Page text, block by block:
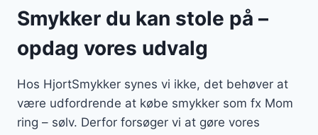
Smykker du kan stole på –
opdag vores udvalg
Hos HjortSmykker synes vi ikke, det behøver at
være udfordrende at købe smykker som fx Mom
ring – sølv. Derfor forsøger vi at gøre vores